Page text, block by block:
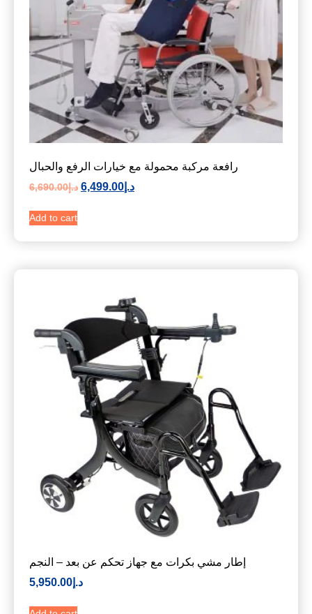
رافعة مركبة محمولة مع خيارات الرفع والحبال
د.إ6,690.00 د.إ 6,499.00
Add to cart
إطار مشي بكرات مع جهاز تحكم عن بعد – النجم
د.إ 5,950.00